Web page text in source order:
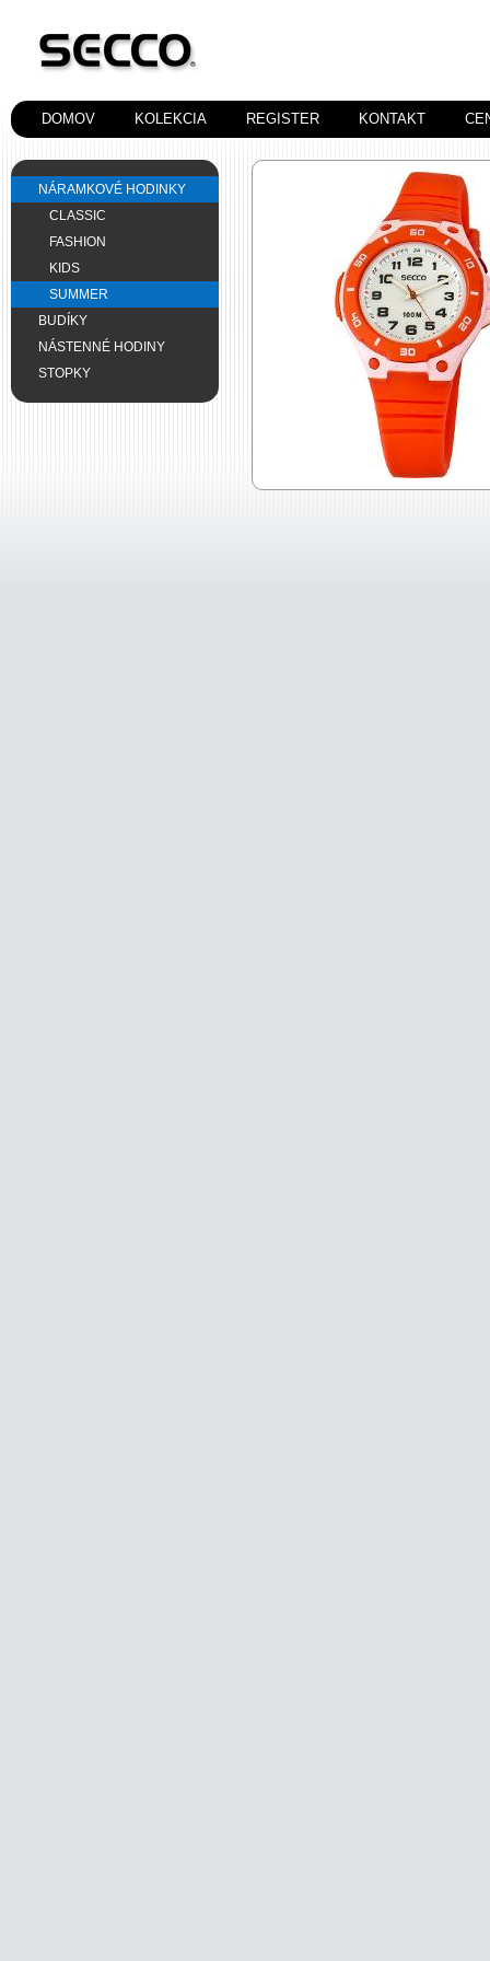
DOMOV KOLEKCIA REGISTER KONTAKT
NÁRAMKOVÉ HODINKY
CLASSIC
FASHION
KIDS
SUMMER
BUDÍKY
NÁSTENNÉ HODINY
STOPKY